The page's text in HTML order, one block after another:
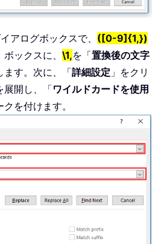
アログボックスで、 ([0-9]{1,})
ボックスに、 \1,を「置換後の文字
ます。次に、「詳細設定 」をクリ
展開し、「ワイルドカードを使用
を付けます。